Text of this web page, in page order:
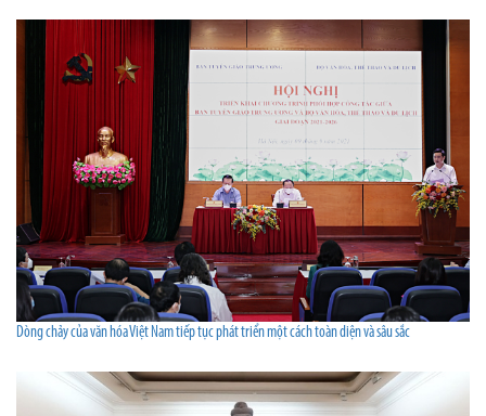
Dòng chảy của văn hóa Việt Nam tiếp tục phát triển một cách toàn diện và sâu sắc